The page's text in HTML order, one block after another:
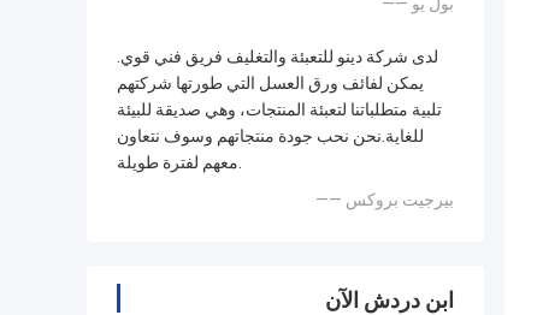
—— بول يو
لدى شركة دينو للتعبئة والتغليف فريق فني قوي.
يمكن لفائف ورق العسل التي طورتها شركتهم
تلبية متطلباتنا لتعبئة المنتجات، وهي صديقة للبيئة
للغاية.نحن نحب جودة منتجاتهم وسوف نتعاون
معهم لفترة طويلة.
—— بيرجيت بروكس
ابن دردش الآن